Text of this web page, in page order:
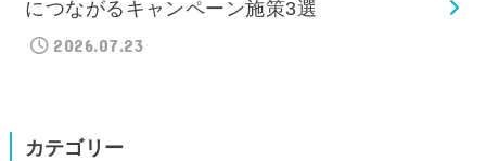
につながるキャンペーン施策3選
2026.07.23
カテゴリー